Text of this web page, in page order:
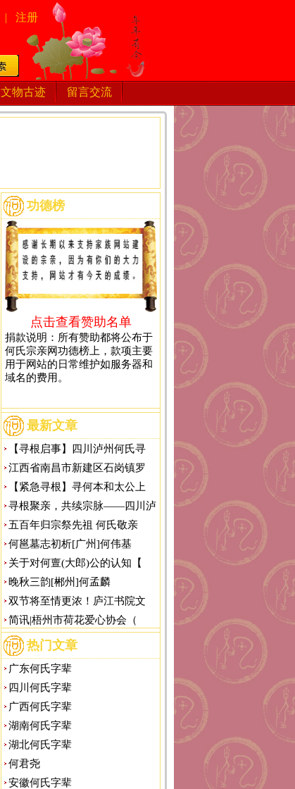
| 注册
文物古迹 留言交流
功德榜
点击查看赞助名单
捐款说明：所有赞助都将公布于
何氏宗亲网功德榜上，款项主要
用于网站的日常维护如服务器和
域名的费用。
最新文章
【寻根启事】四川泸州何氏寻
江西省南昌市新建区石岗镇罗
【紧急寻根】寻何本和太公上
寻根聚亲，共续宗脉——四川泸
五百年归宗祭先祖 何氏敬亲
何邕墓志初析[广州]何伟基
关于对何亶(大郎)公的认知【
晚秋三韵[郴州]何孟麟
双节将至情更浓！庐江书院文
简讯|梧州市荷花爱心协会（
热门文章
广东何氏字辈
四川何氏字辈
广西何氏字辈
湖南何氏字辈
湖北何氏字辈
何君尧
安徽何氏字辈